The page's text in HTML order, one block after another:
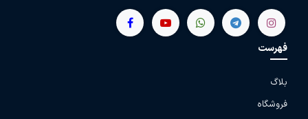
فهرست
بلاگ
فروشگاه